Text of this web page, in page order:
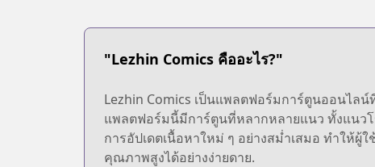
"Lezhin Comics คืออะไร?"
Lezhin Comics เป็นแพลตฟอร์มการ์ตูนออนไล
แพลตฟอร์มนี้มีการ์ตูนที่หลากหลายแนว ทั้งแนว
การอัปเดตเนื้อหาใหม่ ๆ อย่างสม่ำเสมอ ทำให้
คุณภาพสูงได้อย่างง่ายดาย.